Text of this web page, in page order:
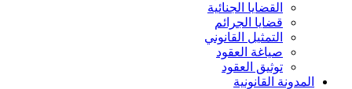
القضايا الجنائية
قضايا الجرائم
التمثيل القانوني
صياغة العقود
توثيق العقود
المدونة القانونية